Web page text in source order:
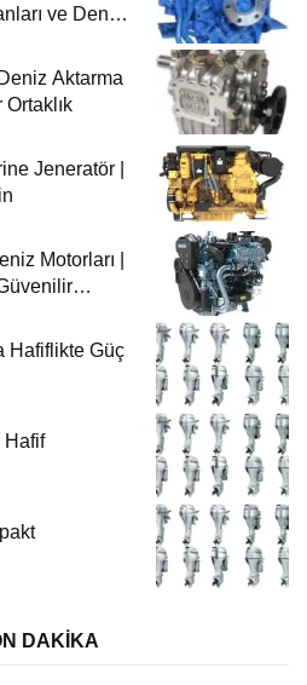
ve Deniz
Aktarma
Jeneratör |
Motorları |
Hafiflikte Güç
Hafif
DAKİKA